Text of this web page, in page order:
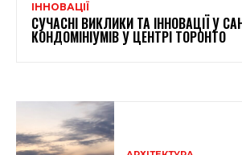
ІННОВАЦІЇ
СУЧАСНІ ВИКЛИКИ ТА ІННОВАЦІЇ У
КОНДОМІНІУМІВ У ЦЕНТРІ ТОРОНТО